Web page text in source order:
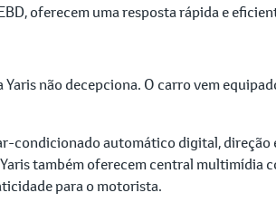
oferecem uma resposta rápida e
não decepciona. O carro vem
condicionado automático digital,
também oferecem central multimídia
para o motorista.